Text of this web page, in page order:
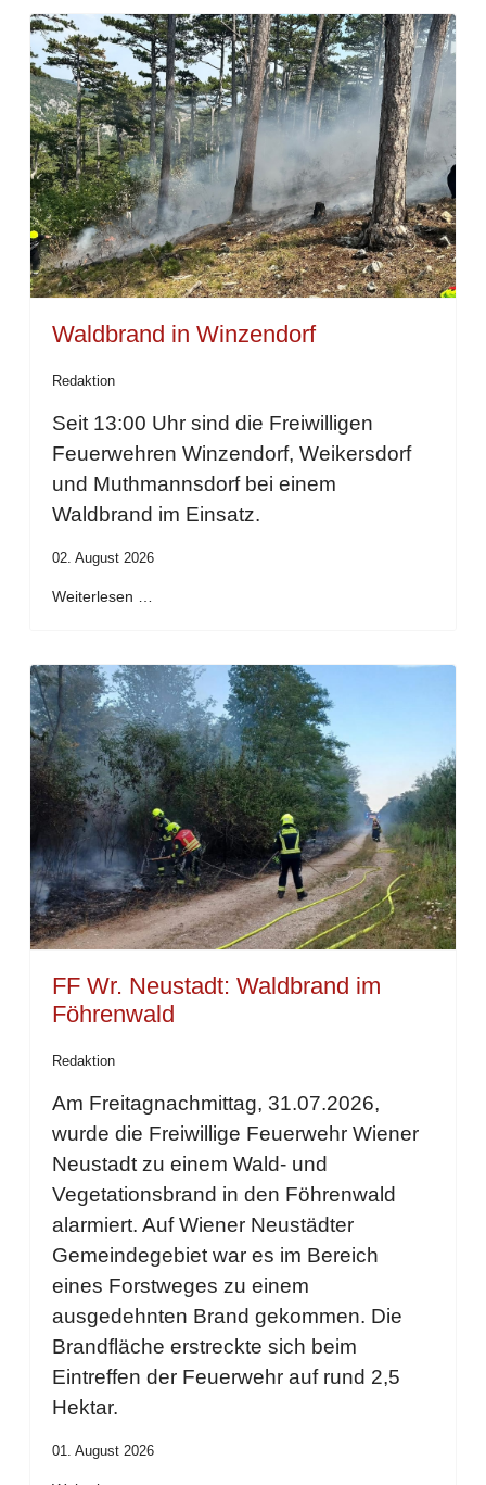
Waldbrand in Winzendorf
Redaktion
Seit 13:00 Uhr sind die Freiwilligen
Feuerwehren Winzendorf, Weikersdorf
und Muthmannsdorf bei einem
Waldbrand im Einsatz.
02. August 2026
Weiterlesen …
FF Wr. Neustadt: Waldbrand im
Föhrenwald
Redaktion
Am Freitagnachmittag, 31.07.2026,
wurde die Freiwillige Feuerwehr Wiener
Neustadt zu einem Wald- und
Vegetationsbrand in den Föhrenwald
alarmiert. Auf Wiener Neustädter
Gemeindegebiet war es im Bereich
eines Forstweges zu einem
ausgedehnten Brand gekommen. Die
Brandfläche erstreckte sich beim
Eintreffen der Feuerwehr auf rund 2,5
Hektar.
01. August 2026